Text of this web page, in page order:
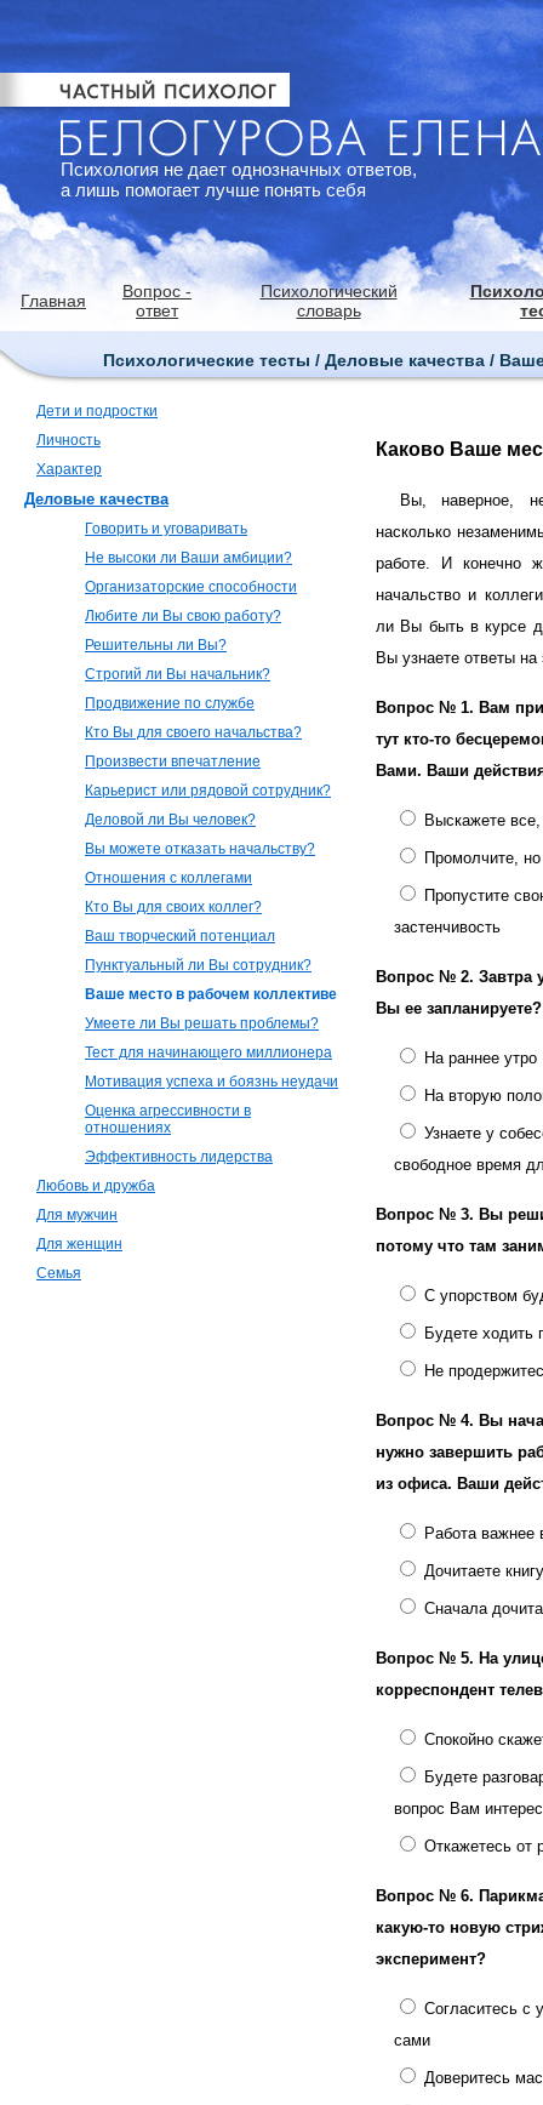
Психология не дает однозначных ответов,
а лишь помогает лучше понять себя
Главная
Вопрос -
ответ
Психологический
словарь
Психологические тесты / Деловые качества /
Дети и подростки
Личность
Характер
Деловые качества
Говорить и уговаривать
Не высоки ли Ваши амбиции?
Организаторские способности
Любите ли Вы свою работу?
Решительны ли Вы?
Строгий ли Вы начальник?
Продвижение по службе
Кто Вы для своего начальства?
Произвести впечатление
Карьерист или рядовой сотрудник?
Деловой ли Вы человек?
Вы можете отказать начальству?
Отношения с коллегами
Кто Вы для своих коллег?
Ваш творческий потенциал
Пунктуальный ли Вы сотрудник?
Ваше место в рабочем коллективе
Умеете ли Вы решать проблемы?
Тест для начинающего миллионера
Мотивация успеха и боязнь неудачи
Оценка агрессивности в
отношениях
Эффективность лидерства
Любовь и дружба
Для мужчин
Для женщин
Семья
Каково Ваше
Вы, наверное,
насколько
работе. И конечно
начальство и
ли Вы быть в курсе
Вы узнаете ответы
Вопрос № 1. Вам
тут кто-то
Вами. Ваши
Выскажете
Промолчите,
Пропустите
застенчивость
Вопрос № 2. Завтра
Вы ее запланируете?
На раннее утро
На вторую
Узнаете у
свободное время
Вопрос № 3. Вы
потому что там
С упорством
Будете ходить
Не
Вопрос № 4. Вы
нужно завершить
из офиса. Ваши
Работа важнее
Дочитаете
Сначала
Вопрос № 5. На
корреспондент
Спокойно
Будете
вопрос Вам
Откажетесь от
Вопрос № 6.
какую-то новую
эксперимент?
Согласитесь с
сами
Доверитесь